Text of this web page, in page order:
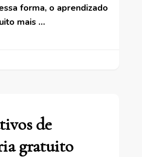
forma, o aprendizado
mais …
de
gratuito